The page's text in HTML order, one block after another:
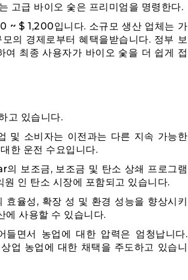
고급 바이오 숯은 프리미엄을 명령한다.
~ $ 1,200입니다. 소규모 생산 업체는 가
의 경제로부터 혜택을받습니다. 정부 보
여 최종 사용자가 바이오 숯을 더 쉽게 접
고 있습니다.
및 소비자는 이전과는 다른 지속 가능한
한 운전 수요입니다.
보조금, 보조금 및 탄소 상쇄 프로그램
인 탄소 시장에 포함되고 있습니다.
효율성, 확장 성 및 환경 성능을 향상시키
에 사용할 수 있습니다.
면서 농업에 대한 압력은 엄청납니다.
업 농업에 대한 채택을 주도하고 있습니